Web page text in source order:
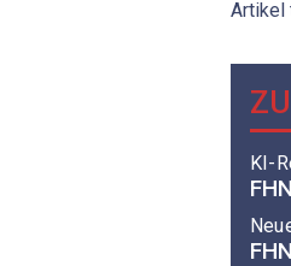
Artikel
KI-